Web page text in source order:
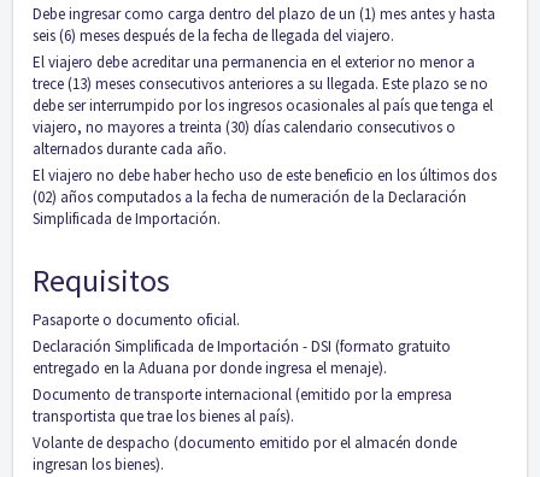
Debe ingresar como carga dentro del plazo de un (1) mes antes y hasta
seis (6) meses después de la fecha de llegada del viajero.
El viajero debe acreditar una permanencia en el exterior no menor a
trece (13) meses consecutivos anteriores a su llegada. Este plazo se no
debe ser interrumpido por los ingresos ocasionales al país que tenga el
viajero, no mayores a treinta (30) días calendario consecutivos o
alternados durante cada año.
El viajero no debe haber hecho uso de este beneficio en los últimos dos
(02) años computados a la fecha de numeración de la Declaración
Simplificada de Importación.
Requisitos
Pasaporte o documento oficial.
Declaración Simplificada de Importación - DSI (formato gratuito
entregado en la Aduana por donde ingresa el menaje).
Documento de transporte internacional (emitido por la empresa
transportista que trae los bienes al país).
Volante de despacho (documento emitido por el almacén donde
ingresan los bienes).